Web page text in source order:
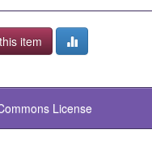
item
License